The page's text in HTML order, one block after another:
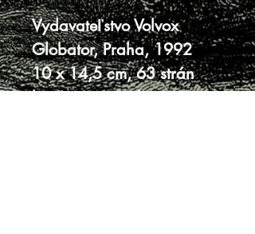
Vydavateľstvo Volvox
Globator, Praha, 1992
10 x 14,5 cm, 63 strán
brožovaná väzba